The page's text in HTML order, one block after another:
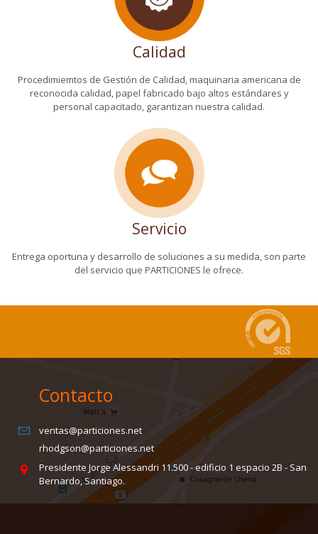
Calidad
Procedimiemtos de Gestión de Calidad, maquinaria americana de
reconocida calidad, papel fabricado bajo altos estándares y
personal capacitado, garantizan nuestra calidad.
Servicio
Entrega oportuna y desarrollo de soluciones a su medida, son parte
del servicio que PARTICIONES le ofrece.
Contacto
ventas@particiones.net
rhodgson@particiones.net
Presidente Jorge Alessandri 11.500 - edificio 1 espacio 2B - San
Bernardo, Santiago.